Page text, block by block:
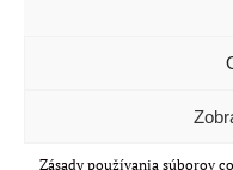
Zásady používania súborov
Všeobecné obchodné
© 2026 Occam Real Estate,